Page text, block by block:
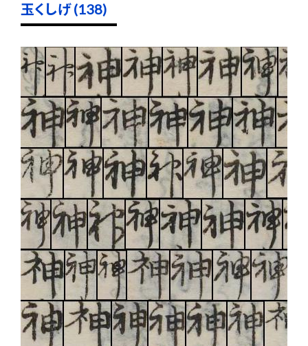
玉くしげ (138)